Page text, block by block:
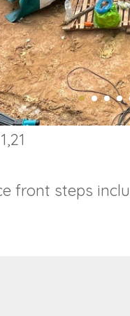
front steps